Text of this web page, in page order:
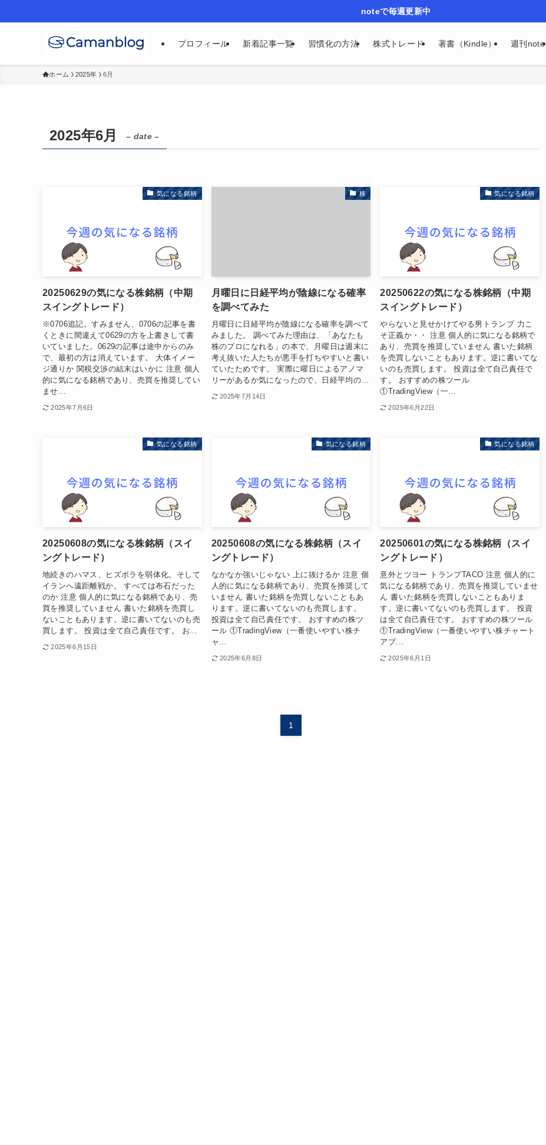
noteで毎週更新中
プロフィール 新着記事一覧 習慣化の方法 株式トレード 著書（Kindle） 週刊note
ホーム 2025年 6月
2025年6月 – date –
気になる銘柄
20250629の気になる株銘柄（中期
スイングトレード）
※0706追記。すみません、0706の記事を書
くときに間違えて0629の方を上書きして書
いていました。0629の記事は途中からのみ
で、最初の方は消えています。 大体イメー
ジ通りか 関税交渉の結末はいかに 注意 個人
的に気になる銘柄であり、売買を推奨してい
ませ...
2025年7月6日
株
月曜日に日経平均が陰線になる確率
を調べてみた
月曜日に日経平均が陰線になる確率を調べて
みました。 調べてみた理由は、「あなたも
株のプロになれる」の本で、月曜日は週末に
考え抜いた人たちが悪手を打ちやすいと書い
ていたためです。 実際に曜日によるアノマ
リーがあるか気になったので、日経平均の...
2025年7月14日
気になる銘柄
20250622の気になる株銘柄（中期
スイングトレード）
やらないと見せかけてやる男トランプ 力こ
そ正義か・・ 注意 個人的に気になる銘柄で
あり、売買を推奨していません 書いた銘柄
を売買しないこともあります。逆に書いてな
いのも売買します。 投資は全て自己責任で
す。 おすすめの株ツール
①TradingView（一...
2025年6月22日
気になる銘柄
20250608の気になる株銘柄（スイ
ングトレード）
地続きのハマス、ヒズボラを弱体化。そして
イランへ遠距離戦か。 すべては布石だった
のか 注意 個人的に気になる銘柄であり、売
買を推奨していません 書いた銘柄を売買し
ないこともあります。逆に書いてないのも売
買します。 投資は全て自己責任です。 お...
2025年6月15日
気になる銘柄
20250608の気になる株銘柄（スイ
ングトレード）
なかなか強いじゃない 上に抜けるか 注意 個
人的に気になる銘柄であり、売買を推奨して
いません 書いた銘柄を売買しないこともあ
ります。逆に書いてないのも売買します。
投資は全て自己責任です。 おすすめの株ツ
ール ①TradingView（一番使いやすい株チ
ャ...
2025年6月8日
気になる銘柄
20250601の気になる株銘柄（スイ
ングトレード）
意外とツヨー トランプTACO 注意 個人的に
気になる銘柄であり、売買を推奨していませ
ん 書いた銘柄を売買しないこともありま
す。逆に書いてないのも売買します。 投資
は全て自己責任です。 おすすめの株ツール
①TradingView（一番使いやすい株チャート
アプ...
2025年6月1日
1